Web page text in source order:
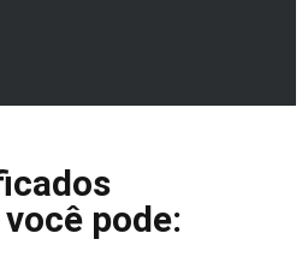
pode: